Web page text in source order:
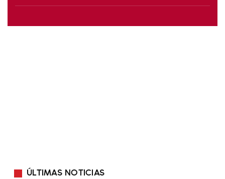
ÚLTIMAS NOTICIAS